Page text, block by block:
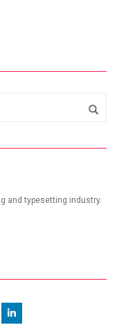
and typesetting industry.